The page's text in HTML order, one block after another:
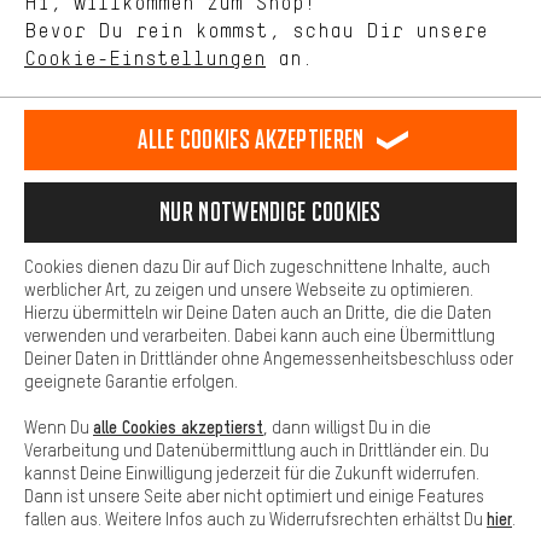
Deutsch
DE english
EN español
ES français
FR
VERTRAG WIDERRUFEN Aachener Community Affiliateprogramm
Datenschutz Allgemeine Geschäftsbedingungen
Hinweisgebersystem Hinweise zur Batterieentsorgung
Cookie-Einstellungen Kontrast ändern
Alle Preise verstehen sich in Euro und exkl. MwSt zuzüglich
Versandkostenfür Lieferung nachUSA.
Bevor Du rein kommst, schau Dir unsere
Cookie-Einstellungen an.
selbst Einfluss auf die Verbesserung unserer Webseite und
unseres Shop-Angebots.
Dein Shopping-Erlebnis wird komfortabler. Mit Komfort-Cookies
stellen wir Verknüpfungen zu Social Media Plattformen her. So
können wir dir weitere nützliche Inhalte und Informationen zur
Verfügung stellen. Zudem hast du die Möglichkeit zusätzliche
Services zu nutzen, die es dir erleichtern die richtigen Produkte zu
finden. Beispielsweise bieten wir eine Chat-Funktion an, damit
Fragen schnell und unkompliziert beantwortet werden können.
Basis
Basis-Cookies gewährleisten, dass Du unsere Webseite
grundsätzlich nutzen kannst.
Alle Cookies akzeptieren
Nur Notwendige Cookies
Cookies dienen dazu Dir auf Dich zugeschnittene Inhalte, auch
werblicher Art, zu zeigen und unsere Webseite zu optimieren.
Hierzu übermitteln wir Deine Daten auch an Dritte, die die Daten
verwenden und verarbeiten. Dabei kann auch eine Übermittlung
Deiner Daten in Drittländer ohne Angemessenheitsbeschluss oder
geeignete Garantie erfolgen.
Wenn Du alle Cookies akzeptierst , dann willigst Du in die
Verarbeitung und Datenübermittlung auch in Drittländer ein. Du
kannst Deine Einwilligung jederzeit für die Zukunft widerrufen.
Dann ist unsere Seite aber nicht optimiert und einige Features
fallen aus. Weitere Infos auch zu Widerrufsrechten erhältst Du hier